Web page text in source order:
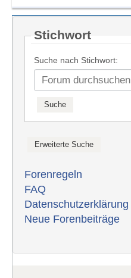
Stichwort
Suche nach Stichwort:
Forenregeln
FAQ
Datenschutzerklärung
Neue Forenbeiträge